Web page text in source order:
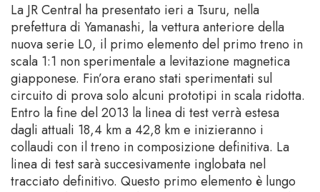
La JR Central ha presentato ieri a Tsuru, nella
prefettura di Yamanashi, la vettura anteriore della
nuova serie L0, il primo elemento del primo treno in
scala 1:1 non sperimentale a levitazione magnetica
giapponese. Fin’ora erano stati sperimentati sul
circuito di prova solo alcuni prototipi in scala ridotta.
Entro la fine del 2013 la linea di test verrà estesa
dagli attuali 18,4 km a 42,8 km e inizieranno i
collaudi con il treno in composizione definitiva. La
linea di test sarà succesivamente inglobata nel
tracciato definitivo. Questo primo elemento è lungo